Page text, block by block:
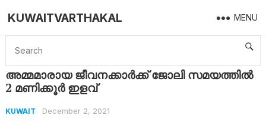
KUWAITVARTHAKAL MENU
Home Kuwait അമ്മമാരായ ജീവനക്കാര്‍ക്ക് ജോലി സമയത്തില്‍ 2 മണിക്കൂര്‍ ഇളവ്
അമ്മമാരായ ജീവനക്കാര്‍ക്ക് ജോലി സമയത്തില്‍
2 മണിക്കൂര്‍ ഇളവ്
KUWAIT December 2, 2021